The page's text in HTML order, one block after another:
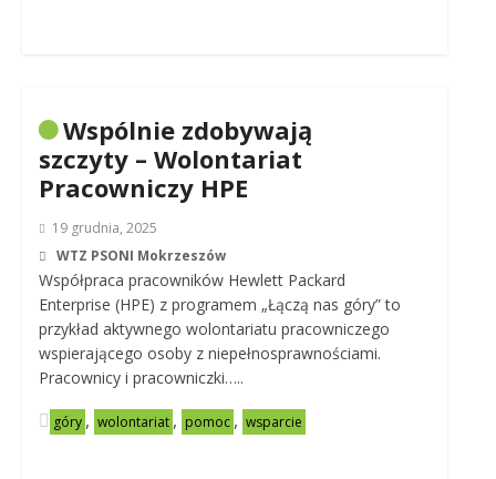
Wspólnie zdobywają
szczyty – Wolontariat
Pracowniczy HPE
19 grudnia, 2025
WTZ PSONI Mokrzeszów
Współpraca pracowników Hewlett Packard
Enterprise (HPE) z programem „Łączą nas góry” to
przykład aktywnego wolontariatu pracowniczego
wspierającego osoby z niepełnosprawnościami.
Pracownicy i pracowniczki…..
góry , wolontariat , pomoc , wsparcie